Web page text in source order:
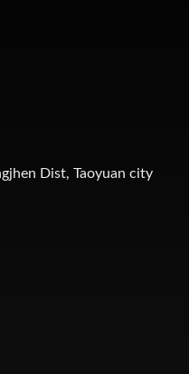
Dist, Taoyuan city